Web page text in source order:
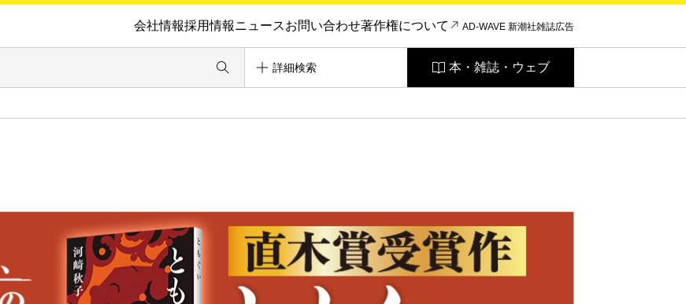
会社情報採用情報ニュースお問い合わせ著作権について AD-WAVE 新潮社雑誌広告
詳細検索 本・雑誌・ウェブ